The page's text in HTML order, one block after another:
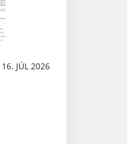
16. JÚL 2026